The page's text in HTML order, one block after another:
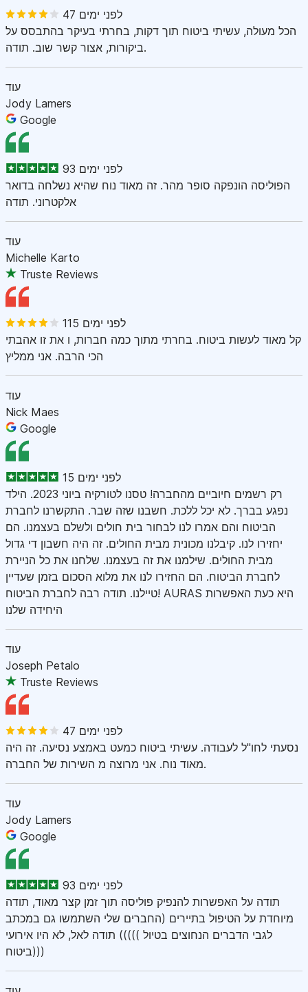
47 לפני ימים
הכל מעולה, עשיתי ביטוח תוך דקות, בחרתי בעיקר בהתבסס על
ביקורות, אצור קשר שוב. תודה.
עוד
Jody Lamers
Google
93 לפני ימים
הפוליסה הונפקה סופר מהר. זה מאוד נוח שהיא נשלחה בדואר
אלקטרוני. תודה
עוד
Michelle Karto
Truste Reviews
115 לפני ימים
קל מאוד לעשות ביטוח. בחרתי מתוך כמה חברות, ו את זו אהבתי
הכי הרבה. אני ממליץ
עוד
Nick Maes
Google
15 לפני ימים
רק רשמים חיוביים מהחברה! טסנו לטורקיה ביוני 2023. הילד
נפגע בברך. לא יכל ללכת. חשבנו שזה שבר. התקשרנו לחברת
הביטוח והם אמרו לנו לבחור בית חולים ולשלם בעצמנו. הם
יחזירו לנו. קיבלנו מכונית מבית החולים. זה היה חשבון די גדול
מבית החולים. שילמנו את זה בעצמנו. שלחנו את כל הניירת
לחברת הביטוח. הם החזירו לנו את מלוא הסכום בזמן שעדיין
טיילנו. תודה רבה לחברת הביטוח! AURAS היא כעת האפשרות
היחידה שלנו
עוד
Joseph Petalo
Truste Reviews
47 לפני ימים
נסעתי לחו"ל לעבודה. עשיתי ביטוח כמעט באמצע נסיעה. זה היה
מאוד נוח. אני מרוצה מ השירות של החברה.
עוד
Jody Lamers
Google
93 לפני ימים
תודה על האפשרות להנפיק פוליסה תוך זמן קצר מאוד, תודה
מיוחדת על הטיפול בתיירים (החברים שלי השתמשו גם במכתב
לגבי הדברים הנחוצים בטיול ))))) תודה לאל, לא היו אירועי
ביטוח)))